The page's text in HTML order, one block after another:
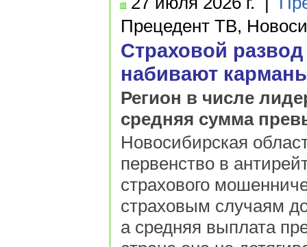
Прецедент ТВ,
Страховой
набивают
Регион в числе
средняя сумма
Новосибирская
первенство в
страхового
страховым случаям
а средняя выплата